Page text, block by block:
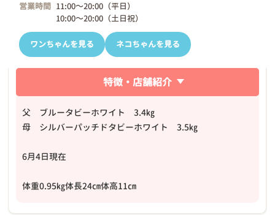
営業時間 11:00～20:00（平日）
10:00～20:00（土日祝）
ワンちゃんを見る ネコちゃんを見る
特徴・店舗紹介
父 ブルータビーホワイト 3.4㎏
母 シルバーパッチドタビーホワイト 3.5㎏
6月4日現在
体重0.95㎏体長24㎝体高11㎝